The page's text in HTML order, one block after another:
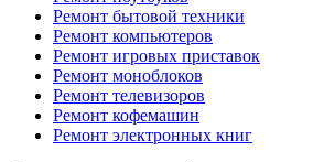
Ремонт бытовой техники
Ремонт компьютеров
Ремонт игровых приставок
Ремонт моноблоков
Ремонт телевизоров
Ремонт кофемашин
Ремонт электронных книг